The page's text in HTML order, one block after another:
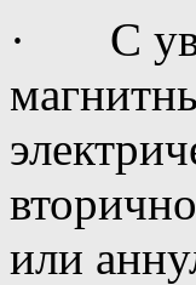
· С
или